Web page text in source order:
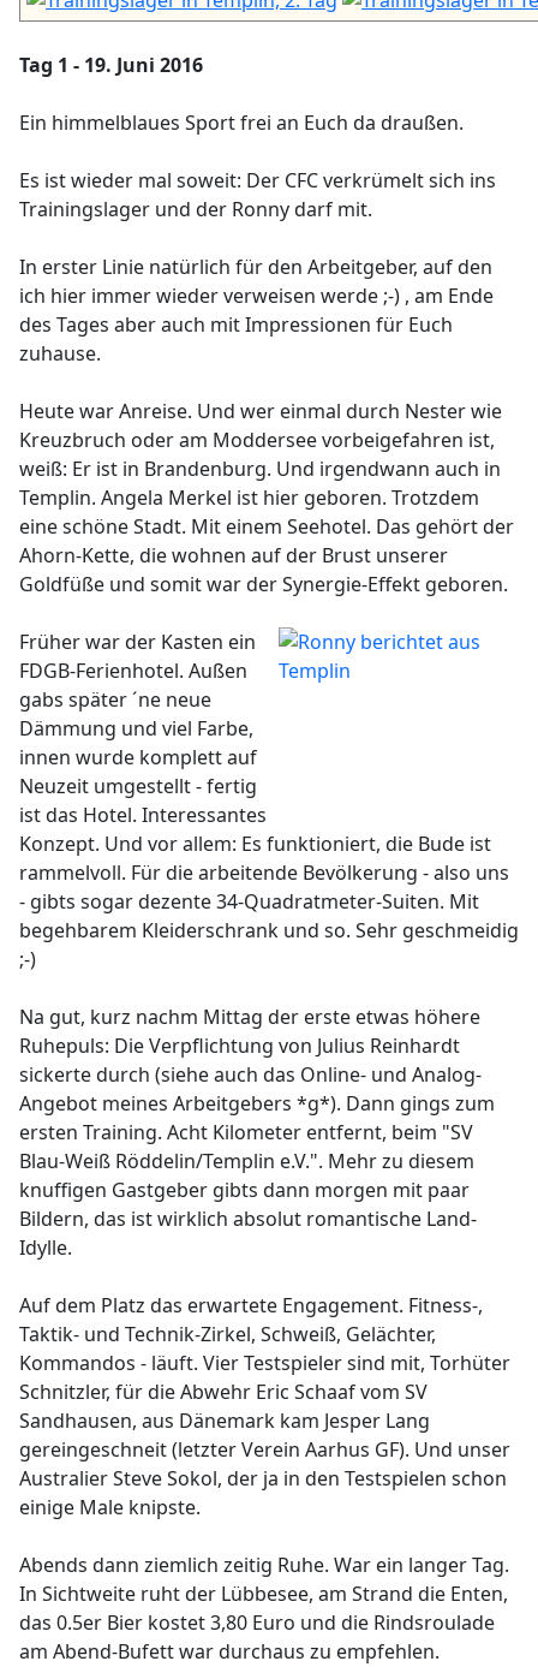
Tag 1 - 19. Juni 2016
Ein himmelblaues Sport frei an Euch da draußen.
Es ist wieder mal soweit: Der CFC verkrümelt sich ins
Trainingslager und der Ronny darf mit.
In erster Linie natürlich für den Arbeitgeber, auf den
ich hier immer wieder verweisen werde ;-) , am Ende
des Tages aber auch mit Impressionen für Euch
zuhause.
Heute war Anreise. Und wer einmal durch Nester wie
Kreuzbruch oder am Moddersee vorbeigefahren ist,
weiß: Er ist in Brandenburg. Und irgendwann auch in
Templin. Angela Merkel ist hier geboren. Trotzdem
eine schöne Stadt. Mit einem Seehotel. Das gehört der
Ahorn-Kette, die wohnen auf der Brust unserer
Goldfüße und somit war der Synergie-Effekt geboren.
Früher war der Kasten ein
FDGB-Ferienhotel. Außen
gabs später ´ne neue
Dämmung und viel Farbe,
innen wurde komplett auf
Neuzeit umgestellt - fertig
ist das Hotel. Interessantes
Konzept. Und vor allem: Es funktioniert, die Bude ist
rammelvoll. Für die arbeitende Bevölkerung - also uns
- gibts sogar dezente 34-Quadratmeter-Suiten. Mit
begehbarem Kleiderschrank und so. Sehr geschmeidig
;-)
Na gut, kurz nachm Mittag der erste etwas höhere
Ruhepuls: Die Verpflichtung von Julius Reinhardt
sickerte durch (siehe auch das Online- und Analog-
Angebot meines Arbeitgebers *g*). Dann gings zum
ersten Training. Acht Kilometer entfernt, beim "SV
Blau-Weiß Röddelin/Templin e.V.". Mehr zu diesem
knuffigen Gastgeber gibts dann morgen mit paar
Bildern, das ist wirklich absolut romantische Land-
Idylle.
Auf dem Platz das erwartete Engagement. Fitness-,
Taktik- und Technik-Zirkel, Schweiß, Gelächter,
Kommandos - läuft. Vier Testspieler sind mit, Torhüter
Schnitzler, für die Abwehr Eric Schaaf vom SV
Sandhausen, aus Dänemark kam Jesper Lang
gereingeschneit (letzter Verein Aarhus GF). Und unser
Australier Steve Sokol, der ja in den Testspielen schon
einige Male knipste.
Abends dann ziemlich zeitig Ruhe. War ein langer Tag.
In Sichtweite ruht der Lübbesee, am Strand die Enten,
das 0.5er Bier kostet 3,80 Euro und die Rindsroulade
am Abend-Bufett war durchaus zu empfehlen.